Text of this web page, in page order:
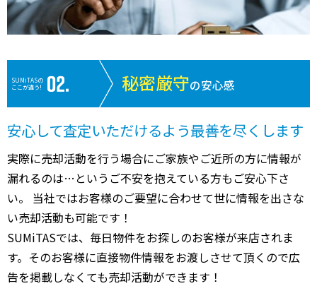
SUMiTASの
ここが違う!
秘密厳守の安心感
安心して査定いただけるよう最善を尽くします
実際に売却活動を行う場合にご家族やご近所の方に情報が
漏れるのは…というご不安を抱えている方もご安心下さ
い。 当社ではお客様のご要望に合わせて世に情報を出さな
い売却活動も可能です！
SUMiTASでは、毎日物件をお探しのお客様が来店されま
す。そのお客様に直接物件情報をお渡しさせて頂くので広
告を掲載しなくても売却活動ができます！